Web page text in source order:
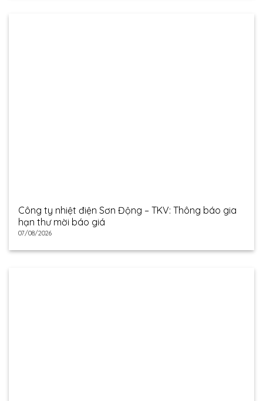
Công ty nhiệt điện Sơn Động – TKV: Thông báo gia
hạn thư mời báo giá
07/08/2026